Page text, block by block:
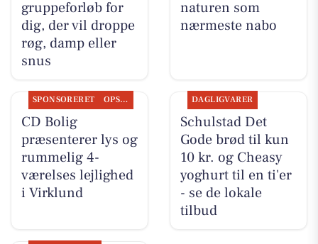
gruppeforløb for
dig, der vil droppe
røg, damp eller
snus
naturen som
nærmeste nabo
SPONSORERET OPSLAGSTAVLEN
CD Bolig
præsenterer lys og
rummelig 4-
værelses lejlighed
i Virklund
DAGLIGVARER
Schulstad Det
Gode brød til kun
10 kr. og Cheasy
yoghurt til en ti'er
- se de lokale
tilbud